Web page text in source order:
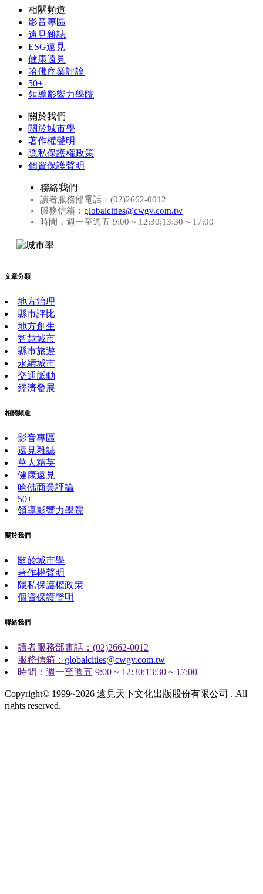
相關頻道
影音專區
遠見雜誌
ESG遠見
健康遠見
哈佛商業評論
50+
領導影響力學院
關於我們
關於城市學
著作權聲明
隱私保護權政策
個資保護聲明
聯絡我們
讀者服務部電話：(02)2662-0012
服務信箱： globalcities@cwgv.com.tw
時間：週一至週五 9:00 ~ 12:30;13:30 ~ 17:00
文章分類
地方治理
縣市評比
地方創生
智慧城市
縣市旅遊
永續城市
交通脈動
經濟發展
相關頻道
影音專區
遠見雜誌
華人精英
健康遠見
哈佛商業評論
50+
領導影響力學院
關於我們
關於城市學
著作權聲明
隱私保護權政策
個資保護聲明
聯絡我們
讀者服務部電話：(02)2662-0012
服務信箱： globalcities@cwgv.com.tw
時間：週一至週五 9:00 ~ 12:30;13:30 ~ 17:00
Copyright© 1999~2026 遠見天下文化出版股份有限公司 . All
rights reserved.